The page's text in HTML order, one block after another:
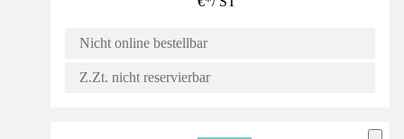
Nicht online bestellbar
Z.Zt. nicht reservierbar